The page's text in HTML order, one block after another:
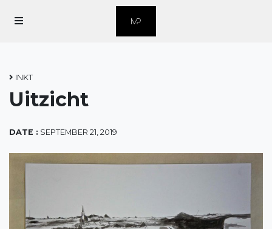
Over Marius
Over Grafiek
INKT
Uitzicht
DATE : SEPTEMBER 21, 2019